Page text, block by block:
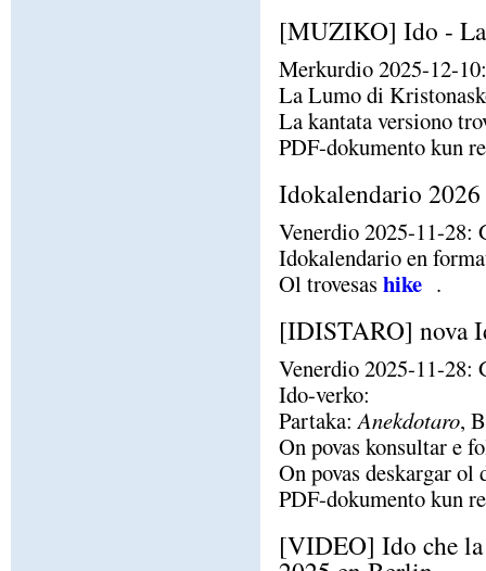
[MUZIKO] Ido -
Merkurdio 2025-12-
La Lumo di
La kantata versiono
PDF-dokumento kun
Idokalendario
Venerdio 2025-11-28:
Idokalendario en
Ol trovesashike .
[IDISTARO] nova
Venerdio 2025-11-28:
Ido-verko:
Partaka:Anekdotaro,
On povas konsultar e
On povas deskargar
PDF-dokumento kun
[VIDEO] Ido che